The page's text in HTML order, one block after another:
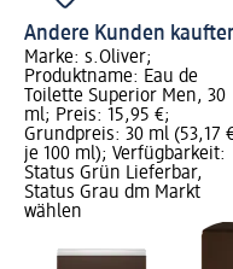
Andere Kunden
Marke: s.Oliver;
Produktname: Eau de
Toilette Superior Men, 30
ml; Preis: 15,95 €;
Grundpreis: 30 ml (53,17
je 100 ml); Verfügbarkeit:
Status Grün Lieferbar,
Status Grau dm Markt
wählen